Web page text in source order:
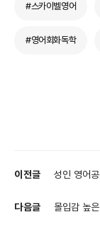
#스카이벨영어
#영어회화독학
이전글
성인 영어
다음글
몰입감 높